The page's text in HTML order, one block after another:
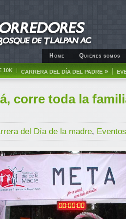
Home Quiénes somos
10K CARRERA DEL DÍA DEL PADRE »
corre toda la
del Día de la madre,